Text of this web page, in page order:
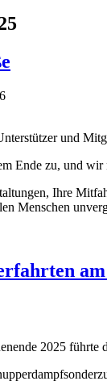
und
Ende zu, und
Ihre
Menschen
am
2025 führte